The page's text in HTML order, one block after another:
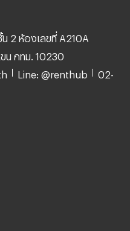
2 ห้องเลขที่ A210A
น กทม. 10230
Line: @renthub 02-